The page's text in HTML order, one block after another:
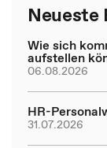
Neueste
Wie sich
aufstellen
06.08.2026
HR-
31.07.2026